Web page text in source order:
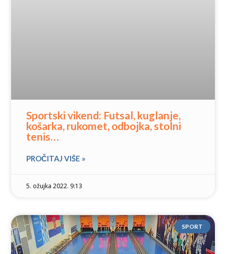
Sportski vikend: Futsal, kuglanje,
košarka, rukomet, odbojka, stolni
tenis…
PROČITAJ VIŠE »
5. ožujka 2022. 9:13
SPORT